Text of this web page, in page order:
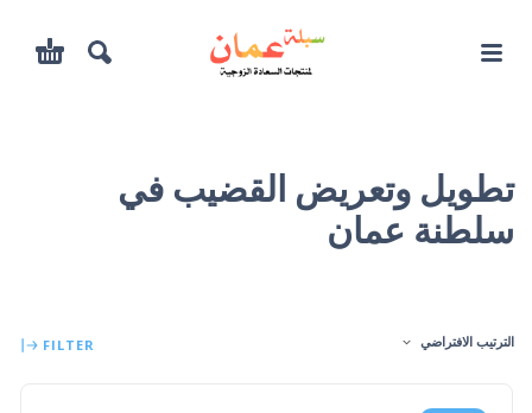
تطويل وتعريض القضيب في
سلطنة عمان
الترتيب الافتراضي FILTER